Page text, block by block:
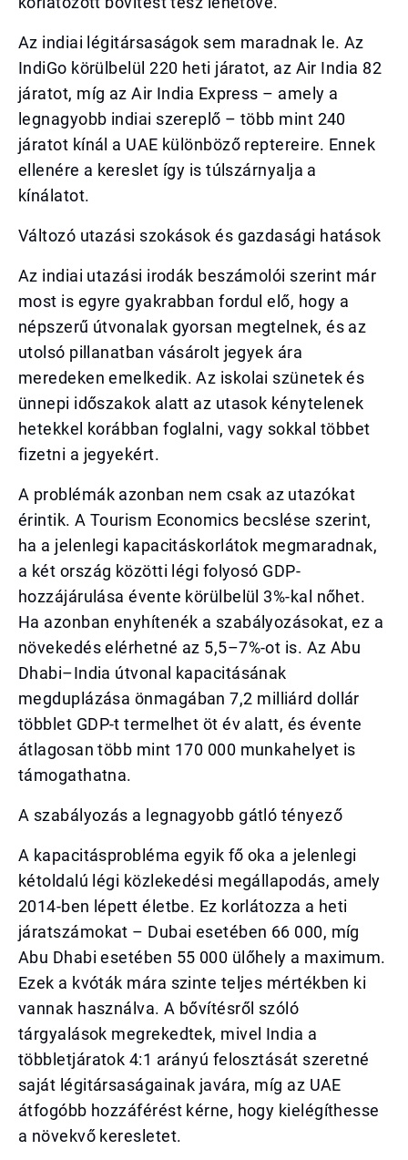
Az indiai légitársaságok sem maradnak le. Az
IndiGo körülbelül 220 heti járatot, az Air India 82
járatot, míg az Air India Express – amely a
legnagyobb indiai szereplő – több mint 240
járatot kínál a UAE különböző reptereire. Ennek
ellenére a kereslet így is túlszárnyalja a
kínálatot.
Változó utazási szokások és gazdasági hatások
Az indiai utazási irodák beszámolói szerint már
most is egyre gyakrabban fordul elő, hogy a
népszerű útvonalak gyorsan megtelnek, és az
utolsó pillanatban vásárolt jegyek ára
meredeken emelkedik. Az iskolai szünetek és
ünnepi időszakok alatt az utasok kénytelenek
hetekkel korábban foglalni, vagy sokkal többet
fizetni a jegyekért.
A problémák azonban nem csak az utazókat
érintik. A Tourism Economics becslése szerint,
ha a jelenlegi kapacitáskorlátok megmaradnak,
a két ország közötti légi folyosó GDP-
hozzájárulása évente körülbelül 3%-kal nőhet.
Ha azonban enyhítenék a szabályozásokat, ez a
növekedés elérhetné az 5,5–7%-ot is. Az Abu
Dhabi–India útvonal kapacitásának
megduplázása önmagában 7,2 milliárd dollár
többlet GDP-t termelhet öt év alatt, és évente
átlagosan több mint 170 000 munkahelyet is
támogathatna.
A szabályozás a legnagyobb gátló tényező
A kapacitásprobléma egyik fő oka a jelenlegi
kétoldalú légi közlekedési megállapodás, amely
2014-ben lépett életbe. Ez korlátozza a heti
járatszámokat – Dubai esetében 66 000, míg
Abu Dhabi esetében 55 000 ülőhely a maximum.
Ezek a kvóták mára szinte teljes mértékben ki
vannak használva. A bővítésről szóló
tárgyalások megrekedtek, mivel India a
többletjáratok 4:1 arányú felosztását szeretné
saját légitársaságainak javára, míg az UAE
átfogóbb hozzáférést kérne, hogy kielégíthesse
a növekvő keresletet.